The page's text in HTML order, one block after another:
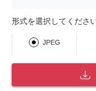
形式を選択してくださ
JPEG